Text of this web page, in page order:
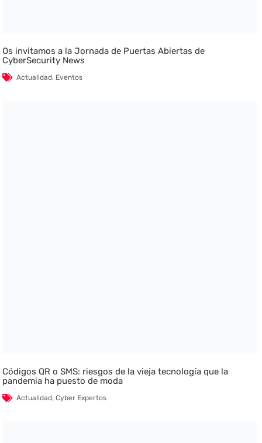
Os invitamos a la Jornada de Puertas Abiertas de
CyberSecurity News
Actualidad, Eventos
Códigos QR o SMS: riesgos de la vieja tecnología que la
pandemia ha puesto de moda
Actualidad,Cyber Expertos